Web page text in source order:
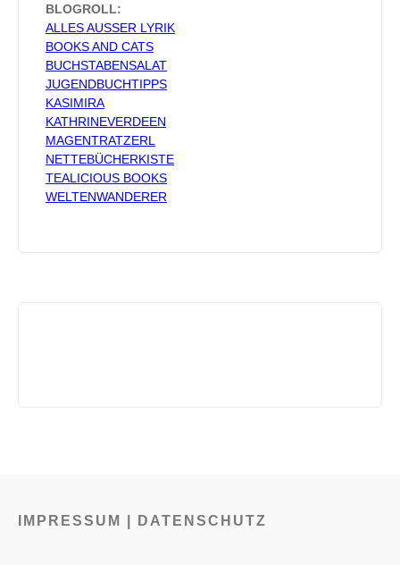
BLOGROLL:
ALLES AUSSER LYRIK
BOOKS AND CATS
BUCHSTABENSALAT
JUGENDBUCHTIPPS
KASIMIRA
KATHRINEVERDEEN
MAGENTRATZERL
NETTEBÜCHERKISTE
TEALICIOUS BOOKS
WELTENWANDERER
IMPRESSUM | DATENSCHUTZ